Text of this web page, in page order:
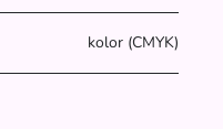
kolor (CMYK)